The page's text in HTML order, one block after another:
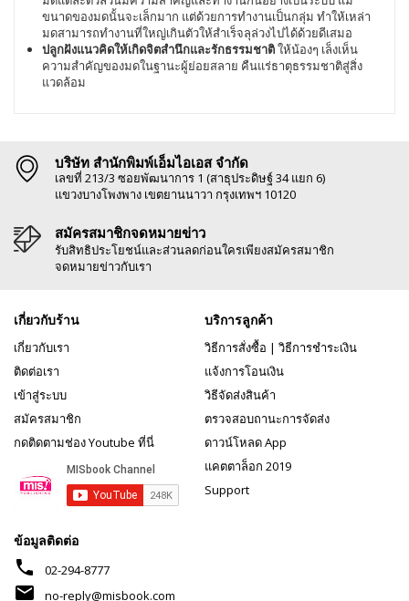
ขนาดของมดนั้นจะเล็กมาก แต่ด้วยการทำงานเป็นกลุ่ม ทำให้เหล่า
มดสามารถทำงานที่ใหญ่เกินตัวให้สำเร็จลุล่วงไปได้ด้วยดีเสมอ
ปลูกฝังแนวคิดให้เกิดจิตสำนึกและรักธรรมชาติให้น้องๆ เล็งเห็น
ความสำคัญของมดในฐานะผู้ย่อยสลาย คืนแร่ธาตุธรรมชาติสู่สิ่ง
แวดล้อม
บริษัท สำนักพิมพ์เอ็มไอเอส จำกัด
เลขที่ 213/3 ซอยพัฒนาการ 1 (สาธุประดิษฐ์ 34 แยก 6)
แขวงบางโพงพาง เขตยานนาวา กรุงเทพฯ 10120
สมัครสมาชิกจดหมายข่าว
รับสิทธิประโยชน์และส่วนลดก่อนใครเพียงสมัครสมาชิก
จดหมายข่าวกับเรา
เกี่ยวกับร้าน
เกี่ยวกับเรา
ติดต่อเรา
เข้าสู่ระบบ
สมัครสมาชิก
กดติดตามช่อง Youtube ที่นี่
บริการลูกค้า
วิธีการสั่งซื้อ | วิธีการชำระเงิน
แจ้งการโอนเงิน
วิธีจัดส่งสินค้า
ตรวจสอบถานะการจัดส่ง
ดาวน์โหลด App
แคตตาล็อก 2019
Support
ข้อมูลติดต่อ
phone 02-294-8777
mail no-reply@misbook.com